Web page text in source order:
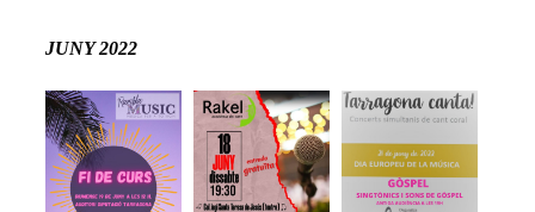
JUNY 2022